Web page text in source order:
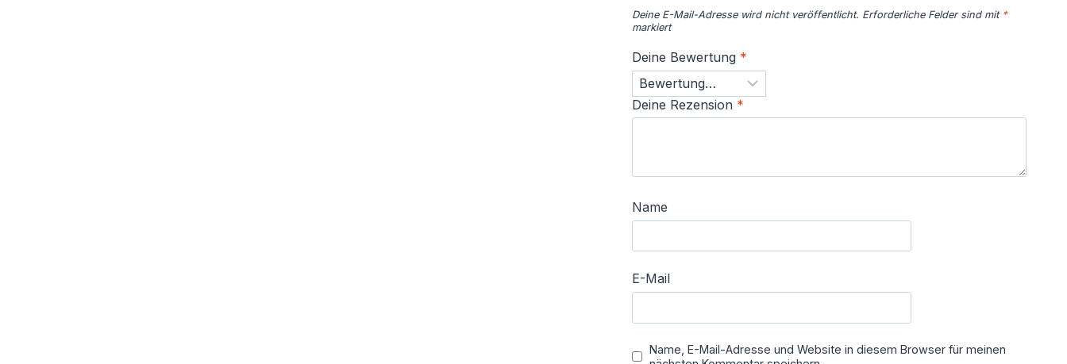
Deine E-Mail-Adresse wird nicht veröffentlicht. Erforderliche Felder sind mit *
markiert
Deine Bewertung *
Deine Rezension *
Name
E-Mail
Name, E-Mail-Adresse und Website in diesem Browser für meinen